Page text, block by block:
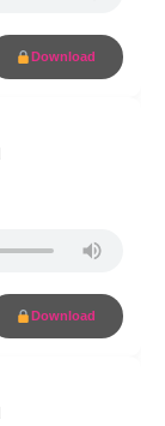
Download
Download